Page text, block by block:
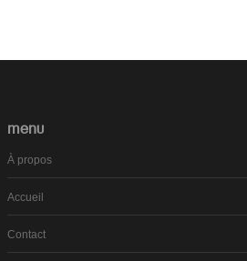
MENU
À propos
Accueil
Contact